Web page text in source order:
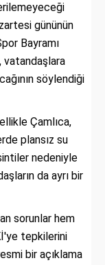
gününün
Bayramı
vatandaşlara
söylendiği
Çamlıca,
plansız su
nedeniyle
da ayrı bir
sorunlar hem
tepkilerini
bir açıklama